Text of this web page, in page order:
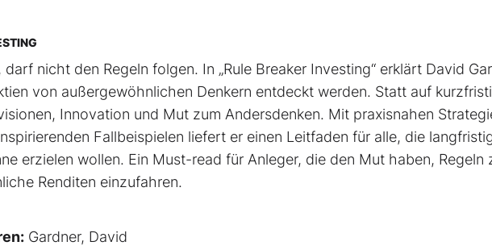
nicht den Regeln folgen. In „Rule Breaker Investing“ erklärt David
von außer­gewöhnlichen Denkern entdeckt werden. Statt auf
Innovation und Mut zum Andersdenken. Mit praxisnahen
Fallbeispielen liefert er einen Leit­faden für alle, die
erzielen wollen. Ein Must-read für Anleger, die den Mut haben, Regeln
Renditen einzufahren.
Gardner, David